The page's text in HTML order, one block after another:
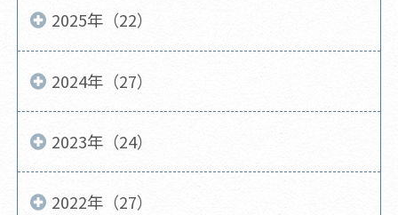
2025年（22）
2024年（27）
2023年（24）
2022年（27）